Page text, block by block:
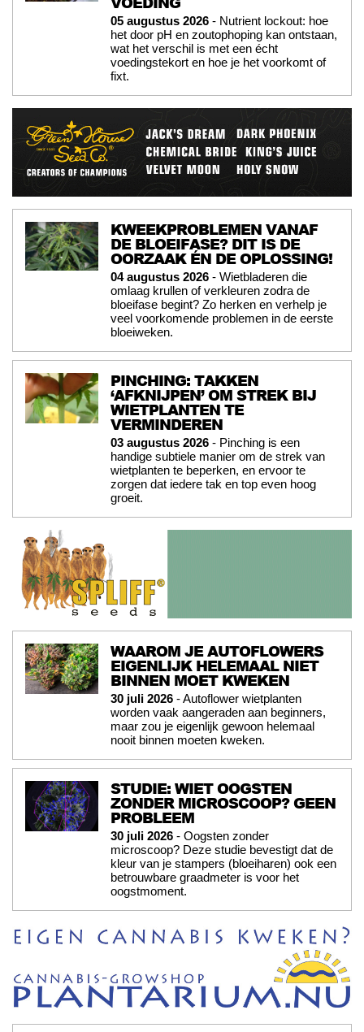
05 augustus 2026 - Nutrient lockout: hoe
het door pH en zoutophoping kan ontstaan,
wat het verschil is met een écht
voedingstekort en hoe je het voorkomt of
fixt.
KWEEKPROBLEMEN VANAF
DE BLOEIFASE? DIT IS DE
OORZAAK ÉN DE OPLOSSING!
04 augustus 2026 - Wietbladeren die
omlaag krullen of verkleuren zodra de
bloeifase begint? Zo herken en verhelp je
veel voorkomende problemen in de eerste
bloeiweken.
PINCHING: TAKKEN
‘AFKNIJPEN’ OM STREK BIJ
WIETPLANTEN TE
VERMINDEREN
03 augustus 2026 - Pinching is een
handige subtiele manier om de strek van
wietplanten te beperken, en ervoor te
zorgen dat iedere tak en top even hoog
groeit.
WAAROM JE AUTOFLOWERS
EIGENLIJK HELEMAAL NIET
BINNEN MOET KWEKEN
30 juli 2026 - Autoflower wietplanten
worden vaak aangeraden aan beginners,
maar zou je eigenlijk gewoon helemaal
nooit binnen moeten kweken.
STUDIE: WIET OOGSTEN
ZONDER MICROSCOOP? GEEN
PROBLEEM
30 juli 2026 - Oogsten zonder
microscoop? Deze studie bevestigt dat de
kleur van je stampers (bloeiharen) ook een
betrouwbare graadmeter is voor het
oogstmoment.